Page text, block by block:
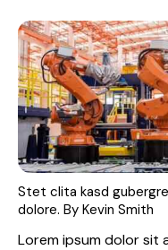
Stet clita kasd
dolore. By Kevin Smith
Lorem ipsum dolor sit